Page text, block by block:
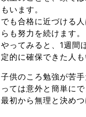
もいます。
でも合格に近づける
らも努力を続けます。
やってみると、1週間
定的に確保できた人も
子供のころ勉強が苦
っては意外と簡単に
最初から無理と決め